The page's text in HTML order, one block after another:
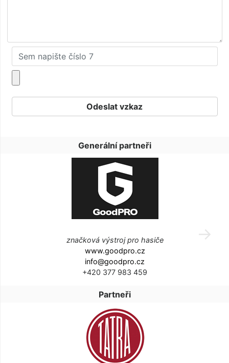
Generální partneři
značková výstroj pro hasiče
www.goodpro.cz
info@goodpro.cz
+420 377 983 459
Partneři